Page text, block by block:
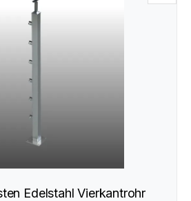
Edelstahl Vierkantrohr